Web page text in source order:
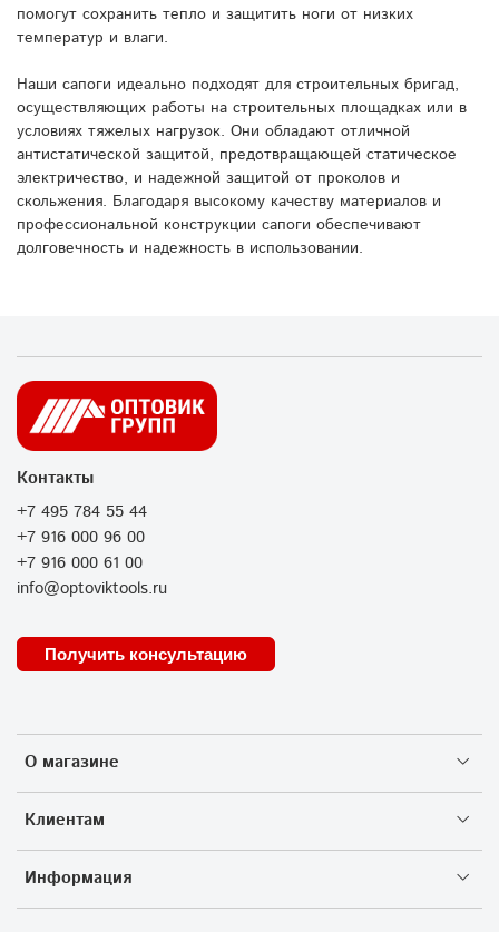
помогут сохранить тепло и защитить ноги от низких
температур и влаги.
Наши сапоги идеально подходят для строительных бригад,
осуществляющих работы на строительных площадках или в
условиях тяжелых нагрузок. Они обладают отличной
антистатической защитой, предотвращающей статическое
электричество, и надежной защитой от проколов и
скольжения. Благодаря высокому качеству материалов и
профессиональной конструкции сапоги обеспечивают
долговечность и надежность в использовании.
О магазине
Клиентам
Информация
Контакты
+7 495 784 55 44
+7 916 000 96 00
+7 916 000 61 00
info@optoviktools.ru
Получить консультацию